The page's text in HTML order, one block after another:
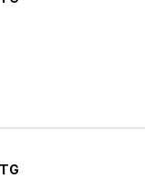
Кайф же?
— обживаемся